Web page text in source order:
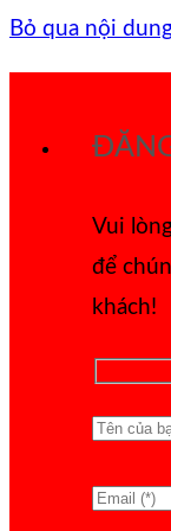
Bỏ qua nội
Vui
để
khách!